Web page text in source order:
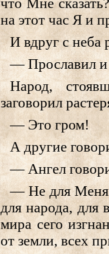
на этот час Я и
И вдруг с неба
— Прославил
Народ,
заговорил
— Это гром!
А другие
— Ангел
— Не для Меня
для народа, для
мира сего
от земли, всех